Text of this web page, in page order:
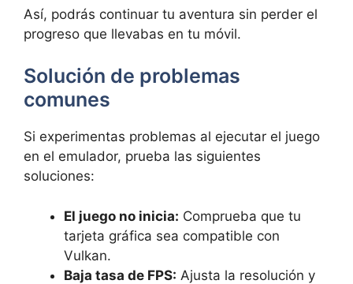
Así, podrás continuar tu aventura sin perder el
progreso que llevabas en tu móvil.
Solución de problemas
comunes
Si experimentas problemas al ejecutar el juego
en el emulador, prueba las siguientes
soluciones:
El juego no inicia: Comprueba que tu
tarjeta gráfica sea compatible con
Vulkan.
Baja tasa de FPS: Ajusta la resolución y